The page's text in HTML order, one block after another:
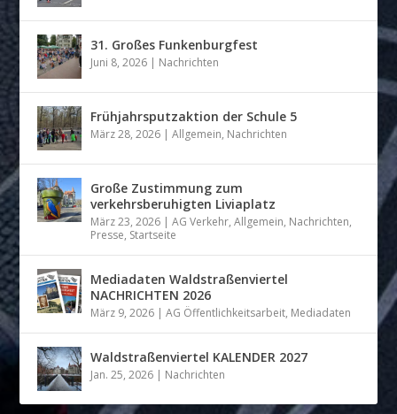
31. Großes Funkenburgfest
Juni 8, 2026 | Nachrichten
Frühjahrsputzaktion der Schule 5
März 28, 2026 |Allgemein, Nachrichten
Große Zustimmung zum
verkehrsberuhigten Liviaplatz
März 23, 2026 |AG Verkehr,Allgemein, Nachrichten,
Presse, Startseite
Mediadaten Waldstraßenviertel
NACHRICHTEN 2026
März 9, 2026 |AG Öffentlichkeitsarbeit, Mediadaten
Waldstraßenviertel KALENDER 2027
Jan. 25, 2026 | Nachrichten